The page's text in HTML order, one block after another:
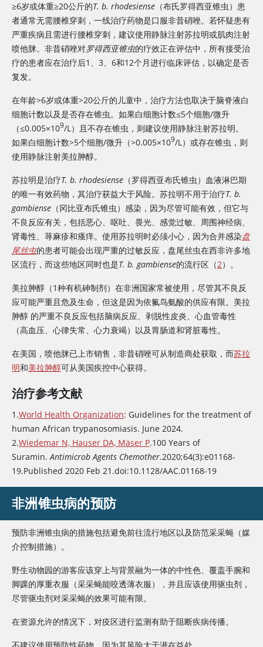
≥6岁或体重≥20公斤的T. b. rhodesiense （布氏罗得西亚锥虫）患
者通常无需腰椎穿刺，一线治疗药物是口服非昔硝唑。若怀疑患有
严重疾病且需进行腰椎穿刺，建议使用静脉注射苏拉明或肌肉注射
喷他脒。 非昔硝唑对罗得西亚锥虫的疗效正在评估中，所有接受治
疗的患者应在治疗后1、3、6和12个月进行临床评估，以确定是否
复发。
在年龄>6岁或体重>20公斤的儿童中，治疗方法也取决于脑脊液白
细胞计数以及是否存在锥虫。如果白细胞计数≤5个细胞/微升
（≤0.005×109/L）且不存在锥虫，则建议使用静脉注射苏拉明。
如果白细胞计数>5个细胞/微升（>0.005×109/L）或存在锥虫，则
使用静脉注射美拉胂醇。
苏拉明是治疗T. b. rhodesiense （罗得西亚布氏锥虫）血液淋巴期
的唯一有效药物，其治疗获益大于风险。 苏拉明不用于治疗T. b.
gambiense （冈比亚布氏锥虫）感染，因为尽管可能有效，但它与
不良反应有关，包括恶心、呕吐、畏光、感觉过敏、周围神经病、
肾毒性、荨麻疹和瘙痒。使用苏拉明时必须小心，因为合并感染盘
尾丝虫的患者可能会出现严重的过敏反应，盘尾丝虫在西非许多地
区流行，而这些地区同时也是T. b. gambiense的流行区（2）。
美拉胂醇 （1种有机砷制剂）在非洲国家常被使用，尽管其不良反
应可能严重且危及生命，但这是因为依氟鸟氨酸的供应有限。 美拉
胂醇 的严重不良反应包括脑病反应、剥脱性皮炎、心血管毒性
（高血压、心律失常、心力衰竭）以及胃肠道和肾脏毒性。
在美国， 喷他脒已上市销售， 非昔硝唑可从制造商处获取，而苏拉
明和美拉胂醇可从美国疾控中心获得。
治疗参考文献
1.World Health Organization: Guidelines for the treatment of
human African trypanosomiasis. June 2024.
2.Wiedemar N, Hauser DA, Mäser P.100 Years of
Suramin.Antimicrob Agents Chemother.2020;64(3):e01168-
19.Published 2020 Feb 21.doi:10.1128/AAC.01168-19
非洲锥虫病的预防
预防非洲锥虫病的措施包括避免前往流行地区以及防范采采蝇（媒
介控制措施）。
野生动物园的游客应该穿上与背景融为一体的中性色、覆盖手腕和
脚踝的厚重衣服（采采蝇能咬透薄衣服），并且应该使用驱虫剂，
尽管驱虫剂对采采蝇的效果可能有限。
在资源允许的情况下，对疫区进行监测有助于阻断疾病传播。